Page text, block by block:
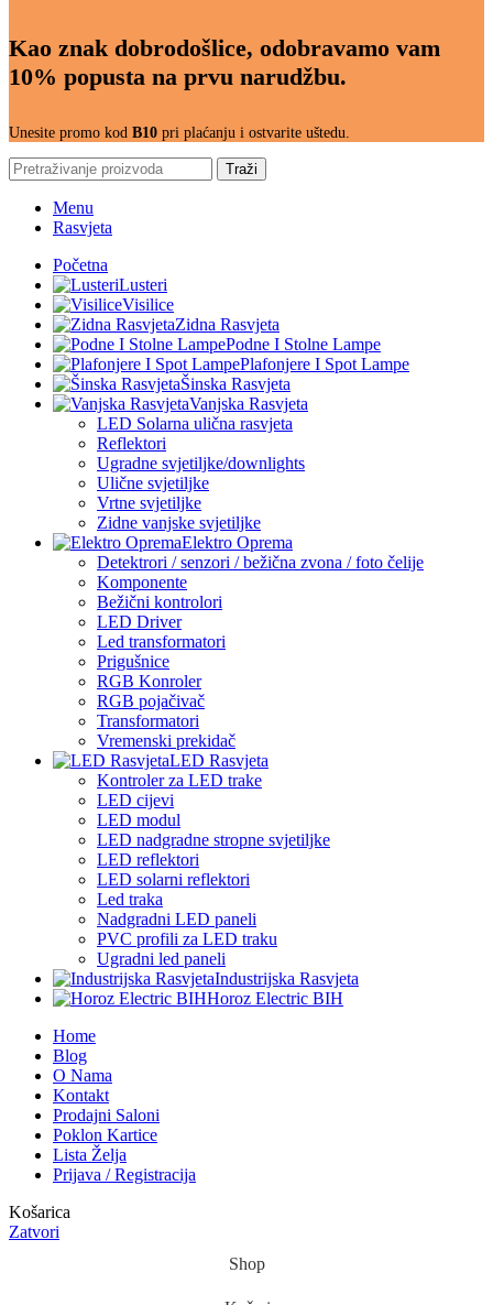
Kao znak dobrodošlice, odobravamo vam
10% popusta na prvu narudžbu.
Unesite promo kod B10 pri plaćanju i ostvarite uštedu.
Traži
Menu
Rasvjeta
Početna
Lusteri
Visilice
Zidna Rasvjeta
Podne I Stolne Lampe
Plafonjere I Spot Lampe
Šinska Rasvjeta
Vanjska Rasvjeta
LED Solarna ulična rasvjeta
Reflektori
Ugradne svjetiljke/downlights
Ulične svjetiljke
Vrtne svjetiljke
Zidne vanjske svjetiljke
Elektro Oprema
Detektrori / senzori / bežična zvona / foto čelije
Komponente
Bežični kontrolori
LED Driver
Led transformatori
Prigušnice
RGB Konroler
RGB pojačivač
Transformatori
Vremenski prekidač
LED Rasvjeta
Kontroler za LED trake
LED cijevi
LED modul
LED nadgradne stropne svjetiljke
LED reflektori
LED solarni reflektori
Led traka
Nadgradni LED paneli
PVC profili za LED traku
Ugradni led paneli
Industrijska Rasvjeta
Horoz Electric BIH
Home
Blog
O Nama
Kontakt
Prodajni Saloni
Poklon Kartice
Lista Želja
Prijava / Registracija
Košarica
Zatvori
Shop